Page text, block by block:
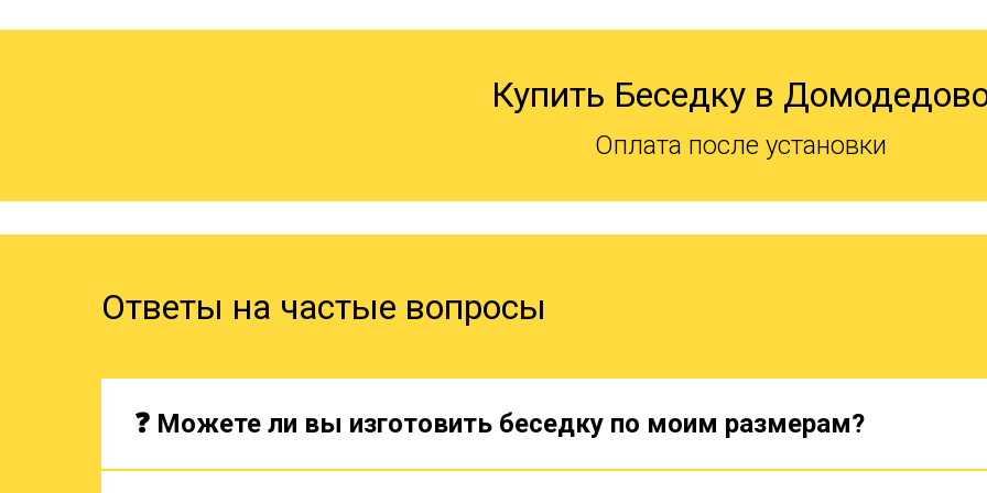
Купить Беседку в
Оплата после установки
Ответы на частые вопросы
❓ Можете ли вы изготовить беседку по моим размерам?